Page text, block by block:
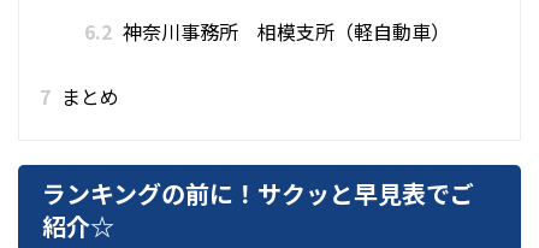
6.2 神奈川事務所 相模支所（軽自動車）
7 まとめ
ランキングの前に！サクッと早見表でご
紹介☆